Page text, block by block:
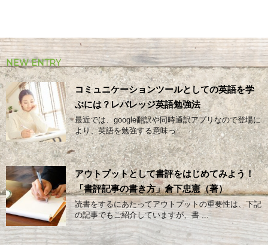
NEW ENTRY
コミュニケーションツールとしての英語を学
ぶには？レバレッジ英語勉強法
最近では、google翻訳や同時通訳アプリなので登場に
より、英語を勉強する意味っ ...
アウトプットとして書評をはじめてみよう！
「書評記事の書き方」倉下忠憲（著）
読書をするにあたってアウトプットの重要性は、下記
の記事でもご紹介していますが、書 ...